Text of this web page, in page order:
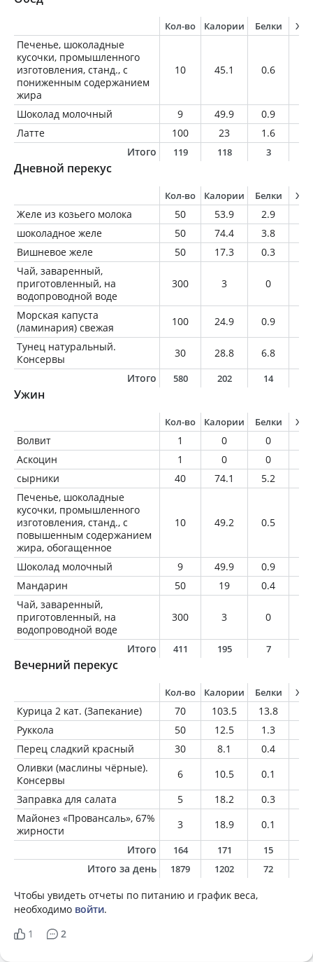
Кол-во Калории Белки
Печенье, шоколадные
кусочки, промышленного
изготовления, станд., с
пониженным содержанием
жира
10 45.1 0.6
Шоколад молочный 9 49.9 0.9
Латте
100 23 1.6
Итого
119 118 3
Дневной перекус
Кол-во Калории Белки
Желе из козьего молока 50 53.9 2.9
шоколадное желе
50 74.4 3.8
Вишневое желе
50 17.3 0.3
Чай, заваренный,
приготовленный, на
водопроводной воде
300 3 0
Морская капуста
(ламинария) свежая
100 24.9 0.9
Тунец натуральный.
Консервы
30 28.8 6.8
Итого
580 202 14
Ужин
Кол-во Калории Белки
Волвит 1 0 0
Аскоцин
1 0 0
сырники
40 74.1 5.2
Печенье, шоколадные
кусочки, промышленного
изготовления, станд., с
повышенным содержанием
жира, обогащенное
10 49.2 0.5
Шоколад молочный 9 49.9 0.9
Мандарин
50 19 0.4
Чай, заваренный,
приготовленный, на
водопроводной воде
300 3 0
Итого 411 195 7
Вечерний перекус
Кол-во Калории Белки
Курица 2 кат. (Запекание) 70 103.5 13.8
Руккола
50 12.5 1.3
Перец сладкий красный
30 8.1 0.4
Оливки (маслины чёрные).
Консервы
6 10.5 0.1
Заправка для салата
5 18.2 0.3
Майонез «Провансаль», 67%
жирности
3 18.9 0.1
Итого
164 171 15
Итого за день 1879 1202 72
Чтобы увидеть отчеты по питанию и график веса,
необходимо войти.
1
2